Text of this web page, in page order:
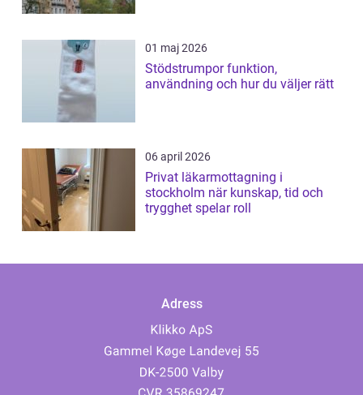
01 maj 2026
Stödstrumpor funktion,
användning och hur du väljer rätt
06 april 2026
Privat läkarmottagning i
stockholm när kunskap, tid och
trygghet spelar roll
Adress